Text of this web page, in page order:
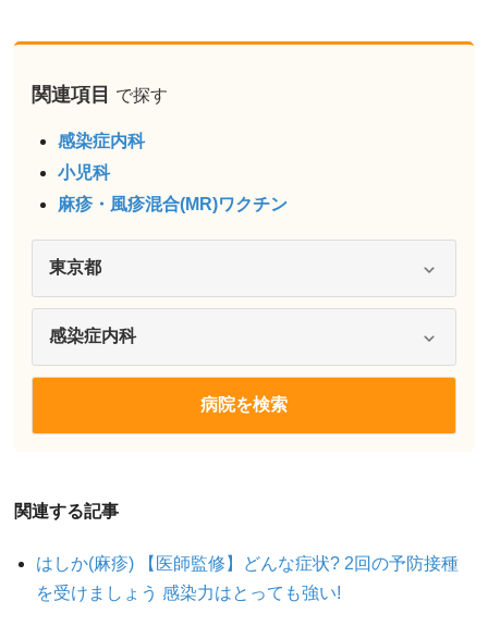
関連項目 で探す
感染症内科
小児科
麻疹・風疹混合(MR)ワクチン
関連する記事
はしか(麻疹) 【医師監修】どんな症状? 2回の予防接種
を受けましょう 感染力はとっても強い!